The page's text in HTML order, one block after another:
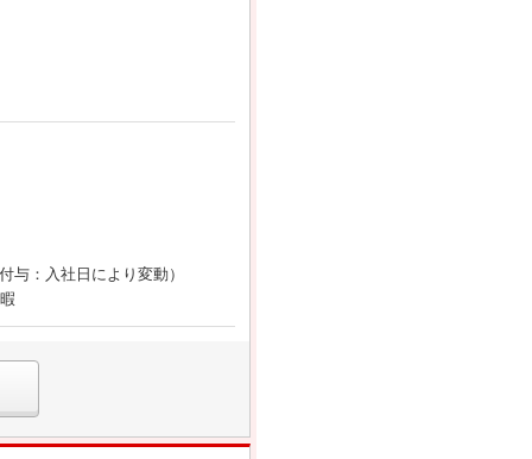
与：入社日により変動）